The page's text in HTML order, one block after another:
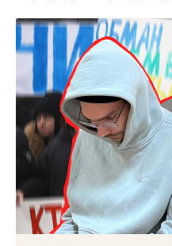
Положительные
этом году. За три
расследовано 6,3
26% снизилось число
материалов и на 33%
отправленных на